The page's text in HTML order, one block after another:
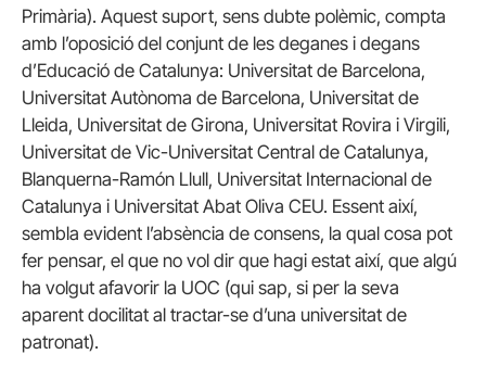
Primària). Aquest suport, sens dubte polèmic, compta
amb l’oposició del conjunt de les deganes i degans
d’Educació de Catalunya: Universitat de Barcelona,
Universitat Autònoma de Barcelona, Universitat de
Lleida, Universitat de Girona, Universitat Rovira i Virgili,
Universitat de Vic-Universitat Central de Catalunya,
Blanquerna-Ramón Llull, Universitat Internacional de
Catalunya i Universitat Abat Oliva CEU. Essent així,
sembla evident l’absència de consens, la qual cosa pot
fer pensar, el que no vol dir que hagi estat així, que algú
ha volgut afavorir la UOC (qui sap, si per la seva
aparent docilitat al tractar-se d’una universitat de
patronat).